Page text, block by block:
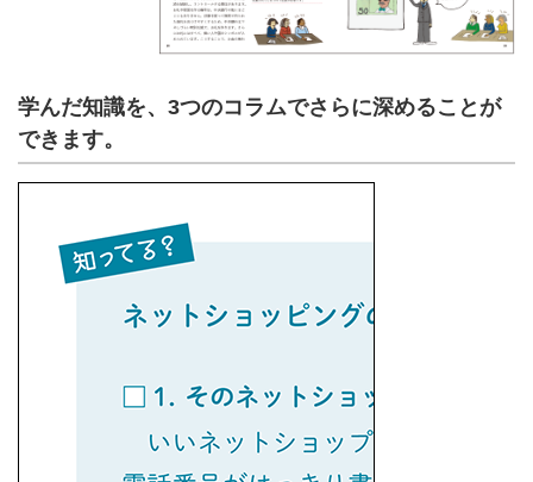
学んだ知識を、3つのコラムでさらに深めることが
できます。